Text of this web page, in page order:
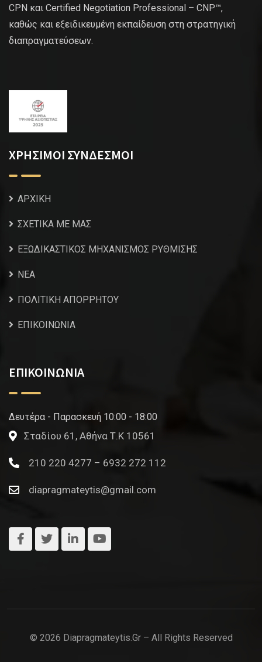
CPN και Certified Negotiation Professional – CNP™,
καθώς και εξειδικευμένη εκπαίδευση στη στρατηγική
διαπραγματεύσεων.
ΧΡΗΣΙΜΟΙ ΣΥΝΔΕΣΜΟΙ
ΑΡΧΙΚΗ
ΣΧΕΤΙΚΑ ΜΕ ΜΑΣ
ΕΞΩΔΙΚΑΣΤΙΚΟΣ ΜΗΧΑΝΙΣΜΟΣ ΡΥΘΜΙΣΗΣ
NEA
ΠΟΛΙΤΙΚΗ ΑΠΟΡΡΗΤΟΥ
ΕΠΙΚΟΙΝΩΝΙΑ
ΕΠΙΚΟΙΝΩΝΙΑ
Δευτέρα - Παρασκευή 10:00 - 18:00
Σταδίου 61, Αθήνα Τ.Κ 10561
210 220 4277 – 6932 272 112
diapragmateytis@gmail.com
© 2026 Diapragmateytis.gr – All Rights Reserved